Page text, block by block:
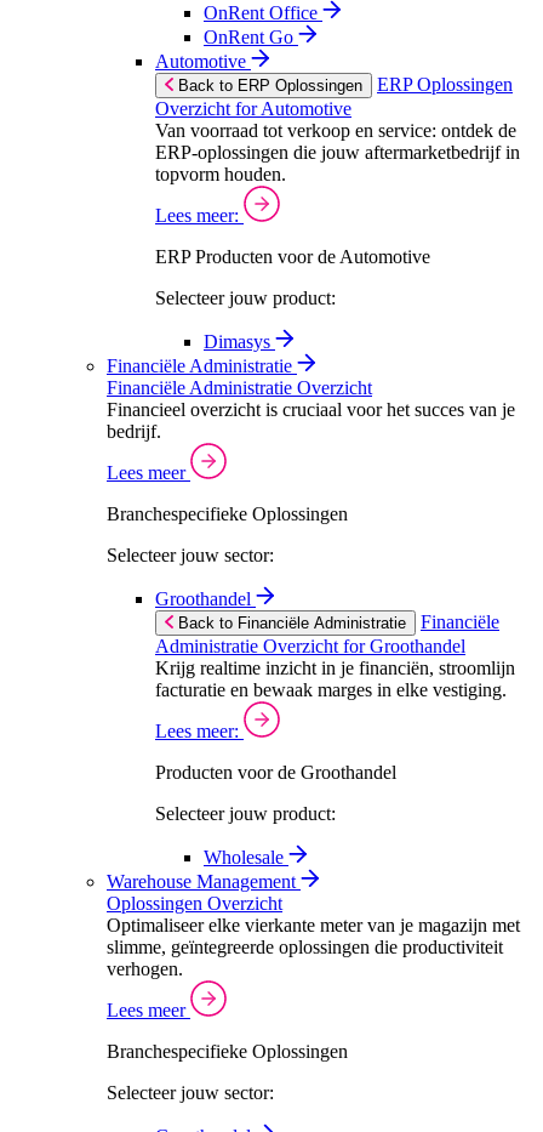
OnRent Office
OnRent Go
Automotive
Back to ERP Oplossingen
ERP Oplossingen
Overzicht for Automotive
Van voorraad tot verkoop en service: ontdek de
ERP-oplossingen die jouw aftermarketbedrijf in
topvorm houden.
Lees meer:
ERP Producten voor de Automotive
Selecteer jouw product:
Dimasys
Financiële Administratie
Financiële Administratie Overzicht
Financieel overzicht is cruciaal voor het succes van je
bedrijf.
Lees meer
Branchespecifieke Oplossingen
Selecteer jouw sector:
Groothandel
Back to Financiële Administratie
Financiële
Administratie Overzicht for Groothandel
Krijg realtime inzicht in je financiën, stroomlijn
facturatie en bewaak marges in elke vestiging.
Lees meer:
Producten voor de Groothandel
Selecteer jouw product:
Wholesale
Warehouse Management
Oplossingen Overzicht
Optimaliseer elke vierkante meter van je magazijn met
slimme, geïntegreerde oplossingen die productiviteit
verhogen.
Lees meer
Branchespecifieke Oplossingen
Selecteer jouw sector: